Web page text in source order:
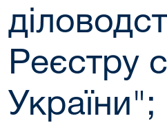
Реєстру
України";